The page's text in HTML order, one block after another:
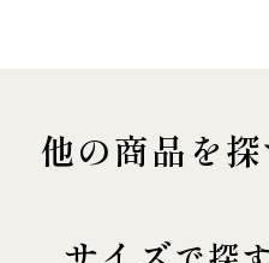
他の商品を探